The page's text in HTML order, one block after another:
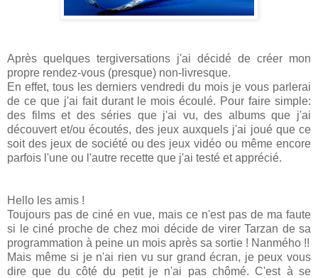
Après quelques tergiversations j'ai décidé de créer mon
propre rendez-vous (presque) non-livresque.
En effet, tous les derniers vendredi du mois je vous parlerai
de ce que j'ai fait durant le mois écoulé. Pour faire simple:
des films et des séries que j'ai vu, des albums que j'ai
découvert et/ou écoutés, des jeux auxquels j'ai joué que ce
soit des jeux de société ou des jeux vidéo ou même encore
parfois l'une ou l'autre recette que j'ai testé et apprécié.
Hello les amis !
Toujours pas de ciné en vue, mais ce n'est pas de ma faute
si le ciné proche de chez moi décide de virer Tarzan de sa
programmation à peine un mois après sa sortie ! Nanmého !!
Mais même si je n'ai rien vu sur grand écran, je peux vous
dire que du côté du petit je n'ai pas chômé. C'est à se